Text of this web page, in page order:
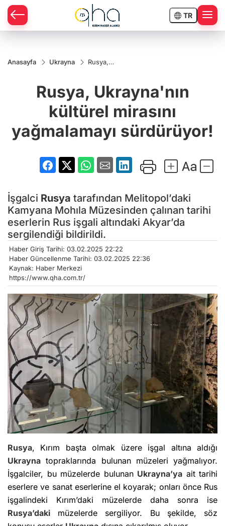
TR
Anasayfa Ukrayna
Rusya,
mirasını
yağmalamayı
Rusya, Ukrayna'nın
kültürel mirasını
yağmalamayı sürdürüyor!
İşgalci Rusya tarafından Melitopol’daki
Kamyana Mohıla Müzesinden çalınan tarihi
eserlerin Rus işgali altındaki Akyar’da
sergilendiği bildirildi.
Haber Giriş Tarihi: 03.02.2025 22:22
Haber Güncellenme Tarihi: 03.02.2025 22:36
Kaynak: Haber Merkezi
https://www.qha.com.tr/
Rusya, Kırım başta olmak üzere işgal altına aldığı
Ukrayna topraklarında bulunan müzeleri yağmalıyor.
İşgalciler, bu müzelerde bulunan Ukrayna’ya ait tarihi
eserlere ve sanat eserlerine el koyarak; onları önce Rus
işgalindeki Kırım’daki müzelerde daha sonra ise
Rusya’daki müzelerde sergiliyor. Bu şekilde, söz